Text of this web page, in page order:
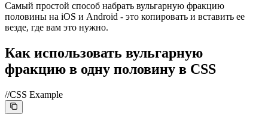
Самый простой способ набрать вульгарную фракцию
половины на iOS и Android - это копировать и вставить ее
везде, где вам это нужно.
Как использовать вульгарную
фракцию в одну половину в CSS
//CSS Example